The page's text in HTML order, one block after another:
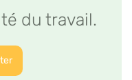
du travail.